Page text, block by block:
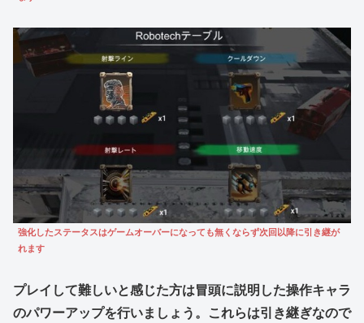
強化したステータスはゲームオーバーになっても無くならず次回以降に引き継が
れます
プレイして難しいと感じた方は冒頭に説明した操作キャラ
のパワーアップを行いましょう。これらは引き継ぎなので